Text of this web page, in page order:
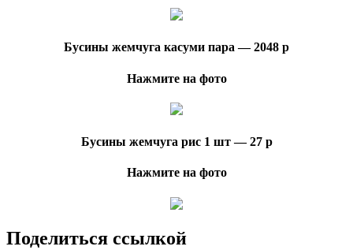
Бусины жемчуга касуми пара — 2048 р
Нажмите на фото
Бусины жемчуга рис 1 шт — 27 р
Нажмите на фото
Поделиться ссылкой